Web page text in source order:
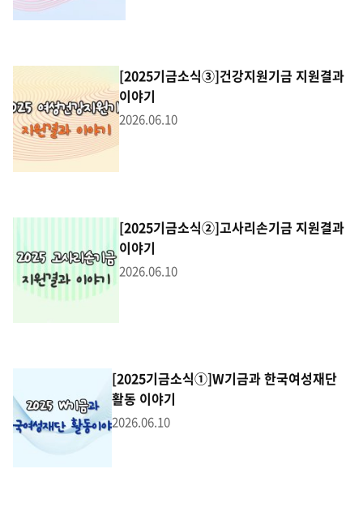
[2025기금소식③]건강지원기금 지원결과
이야기
2026.06.10
[2025기금소식②]고사리손기금 지원결과
이야기
2026.06.10
[2025기금소식①]W기금과 한국여성재단
활동 이야기
2026.06.10